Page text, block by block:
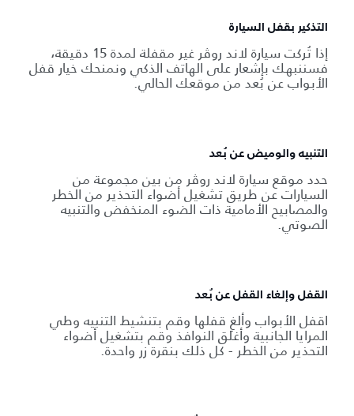
التذكير بقفل السيارة
إذا تُركت سيارة لاند روڤر غير مقفلة لمدة 15 دقيقة،
فسننبهك بإشعار على الهاتف الذكي ونمنحك خيار قفل
الأبواب عن بُعد من موقعك الحالي.
التنبيه والوميض عن بُعد
حدد موقع سيارة لاند روڤر من بين مجموعة من
السيارات عن طريق تشغيل أضواء التحذير من الخطر
والمصابيح الأمامية ذات الضوء المنخفض والتنبيه
الصوتي.
القفل وإلغاء القفل عن بُعد
اقفل الأبواب وألغِ قفلها وقم بتنشيط التنبيه وطي
المرايا الجانبية وأغلق النوافذ وقم بتشغيل أضواء
التحذير من الخطر - كل ذلك بنقرة زر واحدة.